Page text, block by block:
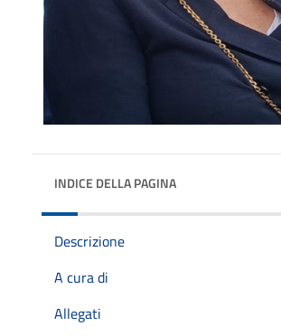
INDICE DELLA PAGINA
Descrizione
A cura di
Allegati